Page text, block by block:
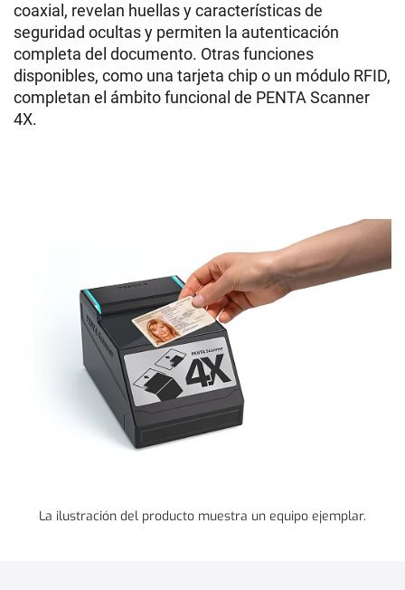
coaxial, revelan huellas y características de
seguridad ocultas y permiten la autenticación
completa del documento. Otras funciones
disponibles, como una tarjeta chip o un módulo RFID,
completan el ámbito funcional de PENTA Scanner
4X.
La ilustración del producto muestra un equipo ejemplar.